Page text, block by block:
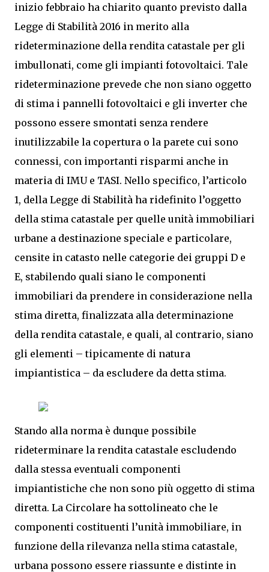
inizio febbraio ha chiarito quanto previsto dalla
Legge di Stabilità 2016 in merito alla
rideterminazione della rendita catastale per gli
imbullonati, come gli impianti fotovoltaici. Tale
rideterminazione prevede che non siano oggetto
di stima i pannelli fotovoltaici e gli inverter che
possono essere smontati senza rendere
inutilizzabile la copertura o la parete cui sono
connessi, con importanti risparmi anche in
materia di IMU e TASI. Nello specifico, l’articolo
1, della Legge di Stabilità ha ridefinito l’oggetto
della stima catastale per quelle unità immobiliari
urbane a destinazione speciale e particolare,
censite in catasto nelle categorie dei gruppi D e
E, stabilendo quali siano le componenti
immobiliari da prendere in considerazione nella
stima diretta, finalizzata alla determinazione
della rendita catastale, e quali, al contrario, siano
gli elementi – tipicamente di natura
impiantistica – da escludere da detta stima.
Stando alla norma è dunque possibile
rideterminare la rendita catastale escludendo
dalla stessa eventuali componenti
impiantistiche che non sono più oggetto di stima
diretta. La Circolare ha sottolineato che le
componenti costituenti l’unità immobiliare, in
funzione della rilevanza nella stima catastale,
urbana possono essere riassunte e distinte in